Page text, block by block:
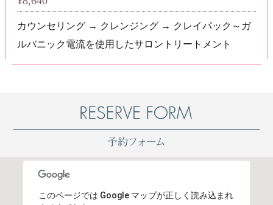
カウンセリング → クレンジング → クレイパック～ガ
ルバニック電流を使用したサロントリートメント
このページでは Google マップが正しく読み込まれ